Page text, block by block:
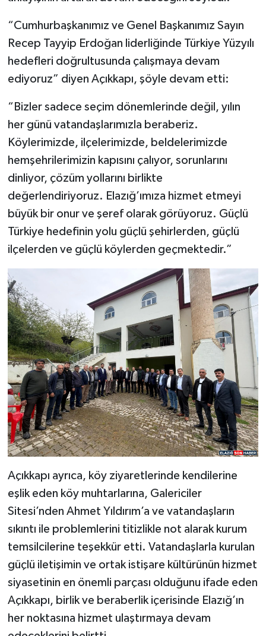
“Cumhurbaşkanımız ve Genel Başkanımız Sayın
Recep Tayyip Erdoğan liderliğinde Türkiye Yüzyılı
hedefleri doğrultusunda çalışmaya devam
ediyoruz” diyen Açıkkapı, şöyle devam etti:
“Bizler sadece seçim dönemlerinde değil, yılın
her günü vatandaşlarımızla beraberiz.
Köylerimizde, ilçelerimizde, beldelerimizde
hemşehrilerimizin kapısını çalıyor, sorunlarını
dinliyor, çözüm yollarını birlikte
değerlendiriyoruz. Elazığ’ımıza hizmet etmeyi
büyük bir onur ve şeref olarak görüyoruz. Güçlü
Türkiye hedefinin yolu güçlü şehirlerden, güçlü
ilçelerden ve güçlü köylerden geçmektedir.”
Açıkkapı ayrıca, köy ziyaretlerinde kendilerine
eşlik eden köy muhtarlarına, Galericiler
Sitesi’nden Ahmet Yıldırım’a ve vatandaşların
sıkıntı ile problemlerini titizlikle not alarak kurum
temsilcilerine teşekkür etti. Vatandaşlarla kurulan
güçlü iletişimin ve ortak istişare kültürünün hizmet
siyasetinin en önemli parçası olduğunu ifade eden
Açıkkapı, birlik ve beraberlik içerisinde Elazığ’ın
her noktasına hizmet ulaştırmaya devam